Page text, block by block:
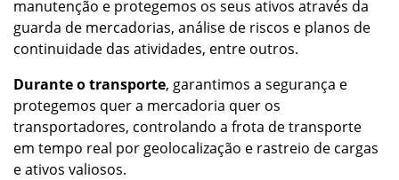
manutenção e protegemos os seus ativos através da
guarda de mercadorias, análise de riscos e planos de
continuidade das atividades, entre outros.
Durante o transporte, garantimos a segurança e
protegemos quer a mercadoria quer os
transportadores, controlando a frota de transporte
em tempo real por geolocalização e rastreio de cargas
e ativos valiosos.